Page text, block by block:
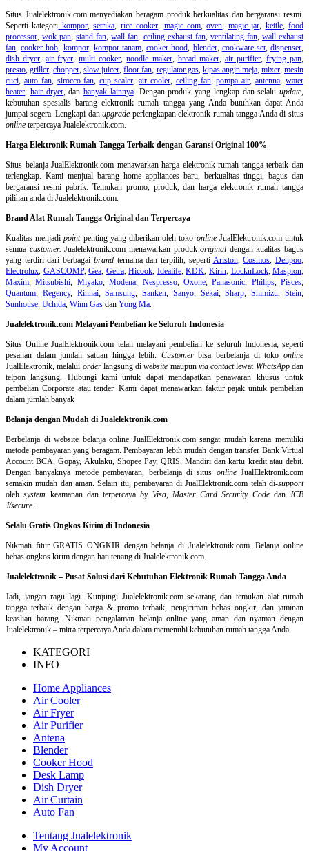
Situs Jualelektronik.com menyediakan beragam produk berkualitas dan bergaransi resmi.
Seperti kategori kompor,setrika rice cooker magic com,oven magic jar kettle,food
processor ,wok pan ,stand fan ,wall fan ceiling exhaust fan, ventilating fan, wall exhaust
fan ,cooker hob kompor, kompor tanam,cooker hood blender, cookware set,dispenser
dish dryer ,air fryer ,multi cooker ,noodle maker, bread maker, air purifier, frying pan
presto ,griller ,chopper ,slow juicer ,floor fan regulator gas, kipas angin meja, mixer,mesin
cuci auto fan, sirocco fan ,cup sealer ,air cooler, ceiling fan,pompa air ,antenna ,water
heater hair dryer, dan banyak lainnya. Dengan produk yang lengkap dan selalu update
kebutuhan spesialis barang elektronik rumah tangga yang Anda butuhkan dapat Anda
jumpai segera. Lengkapi danupgrade perlengkapan elektronik rumah tangga Anda di situs
online terpercaya Jualelektronik.com.
Harga Elektronik Rumah Tangga Terbaik dengan Garansi Original 100%
Situs belanjaJualElektronik.com menawarkan harga elektronik rumah tangga terbaik dan
terlengkap. Kami menjual barang home appliances baru, berkualitas tinggi, bagus dan
bergaransi resmi pabrik. Temukan promo, produk, dan harga elektronik rumah tangga
pilihan anda di Jualelektronik.com.
Brand Alat Rumah Tangga Original dan Terpercaya
Kualitas menjadipointpenting yang diberikan oleh toko onlineJualElektronik.com untuk
semua customer. Jualelektronik.com menawarkan produkoriginal dengan kualitas bagus
yang terdiri dari berbagai brandternama dan terpilih, seperti Ariston,Cosmos ,Denpoo
Electrolux GASCOMP,Gea Getra,Hicook Idealife,KDK Kirin, LocknLock,Maspion
Maxim ,Mitsubishi Miyako,Modena Nespresso, Oxone,Panasonic Philips, Pisces
Quantum
Regency, Rinnai,Samsung ,Sanken Sanyo, Sekai,Sharp ,Shimizu ,Stein
Sunhouse Uchida Winn Gas dan Yong Ma
Jualelektronik.com Melayani Pembelian ke Seluruh Indonesia
Situs Online JualElektronik.com telah melayani pembelian ke seluruh Indonesia, seperti
pesanan dalam jumlah satuan hingga lebih. Customerbisa berbelanja di tokoonline
JualElektronik, melalui orderlangsung diwebsite maupun via contactlewat WhatsAppdan
telpon langsung
Hubungi kami untuk dapat mendapatkan penawaran khusus untuk
pembelian Corporate atau tender. Kami dapat menawarkan faktur pajak untuk pembelian
dalam jumlah banyak
Belanja dengan Mudah di Jualelektronik.com
Berbelanja diwebsite belanja online JualElektronik.com sangat mudah karena memiliki
metode pembayaran yang beragam. Pembayaran lebih mudah dengan transfer Bank Virtual
Account BCA, Gopay, Akulaku, Shopee Pay, QRIS, Mandiri dan kartu kredit atau debit.
Dengan banyaknya metode pembayaran, berbelanja di situs onlineJualElektronik.com
semakin mudah dan aman. Selain itu, pembayaran di JualElektronik.com telah di-support
olehsystem keamanan dan terpercayaby Visa, Master Card Security Codedan JCB
J/secure
Selalu Gratis Ongkos Kirim di Indonesia
Nikmati fitur GRATIS ONGKIR dengan belanja di Jualelektronik.com. Belanja online
bebas ongkos kirim dengan hati tenang di Jualelektronik.com.
Jualelektronik – Pusat Solusi dari Kebutuhan Elektronik Rumah Tangga Anda
Jadi, jangan ragu lagi. Kunjungi Jualelektronik.com sekarang dan temukan alat rumah
tangga terbaik dengan harga & promo terbaik, pengiriman bebas ongkir, dan jaminan
keaslian barang. Nikmati pengalaman belanja online yang aman dan nyaman dengan
Jualelektronik – mitra terpercaya Anda dalam memenuhi kebutuhan rumah tangga Anda.
KATEGORI
INFO
Home Appliances
Air Cooler
Air Fryer
Air Purifier
Antena
Blender
Cooker Hood
Desk Lamp
Dish Dryer
Air Curtain
Auto Fan
Tentang Jualelektronik
My Account